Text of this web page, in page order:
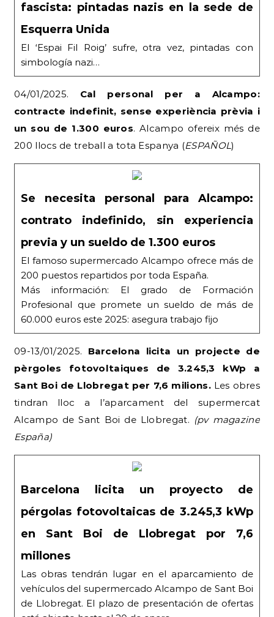
fascista: pintadas nazis en la sede de
Esquerra Unida
El ‘Espai Fil Roig’ sufre, otra vez, pintadas con
simbología nazi…
04/01/2025. Cal personal per a Alcampo:
contracte indefinit, sense experiència prèvia i
un sou de 1.300 euros. Alcampo ofereix més de
200 llocs de treball a tota Espanya (ESPAÑOL)
Se necesita personal para Alcampo:
contrato indefinido, sin experiencia
previa y un sueldo de 1.300 euros
El famoso supermercado Alcampo ofrece más de
200 puestos repartidos por toda España.
Más información: El grado de Formación
Profesional que promete un sueldo de más de
60.000 euros este 2025: asegura trabajo fijo
09-13/01/2025. Barcelona licita un projecte de
pèrgoles fotovoltaiques de 3.245,3 kWp a
Sant Boi de Llobregat per 7,6 milions. Les obres
tindran lloc a l’aparcament del supermercat
Alcampo de Sant Boi de Llobregat. (pv magazine
España)
Barcelona licita un proyecto de
pérgolas fotovoltaicas de 3.245,3 kWp
en Sant Boi de Llobregat por 7,6
millones
Las obras tendrán lugar en el aparcamiento de
vehículos del supermercado Alcampo de Sant Boi
de Llobregat. El plazo de presentación de ofertas